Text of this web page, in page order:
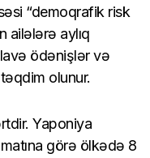
“demoqrafik risk
ailələrə aylıq
ödənişlər və
olunur.
Yaponiya
görə ölkədə 8